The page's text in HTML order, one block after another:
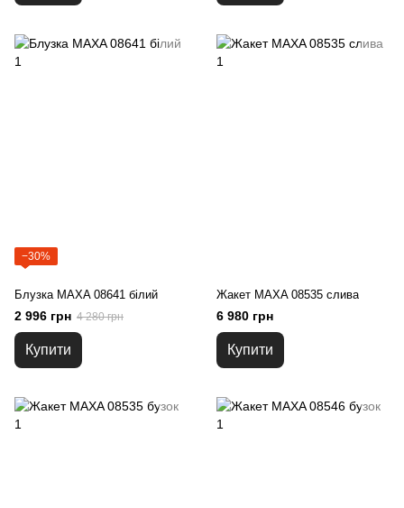
−30%
Блузка MAXA 08641 білий
2 996 грн 4 280 грн
Купити
Жакет MAXA 08535 слива
6 980 грн
Купити